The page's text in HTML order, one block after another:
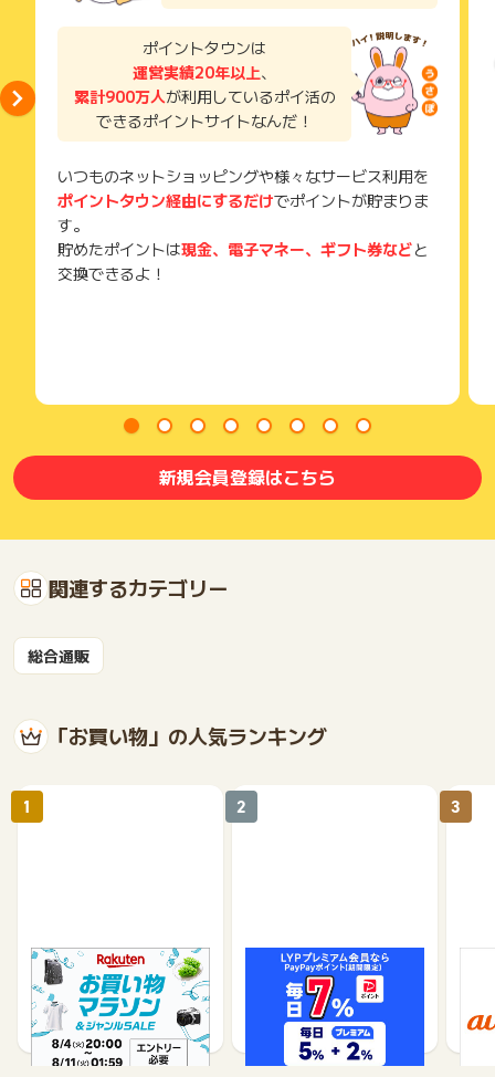
ポイントタウンは
運営実績20年以上、
累計900万人が利用しているポイ活の
できるポイントサイトなんだ！
いつものネットショッピングや様々なサービス利用を
ポイントタウン経由にするだけでポイントが貯まりま
す。
貯めたポイントは現金、電子マネー、ギフト券などと
交換できるよ！
新規会員登録はこちら
関連するカテゴリー
総合通販
「お買い物」の人気ランキング
楽天市場
1%
1
Yahoo!ショッピング
1%
2 3